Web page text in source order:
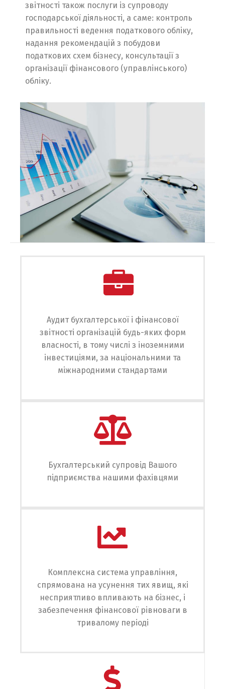
звітності також послуги із супроводу
господарської діяльності, а саме: контроль
правильності ведення податкового обліку,
надання рекомендацій з побудови
податкових схем бізнесу, консультації з
організації фінансового (управлінського)
обліку.
Аудит бухгалтерської і фінансової
звітності організацій будь-яких форм
власності, в тому числі з іноземними
інвестиціями, за національними та
міжнародними стандартами
Бухгалтерський супровід Вашого
підприємства нашими фахівцями
Комплексна система управління,
спрямована на усунення тих явищ, які
несприятливо впливають на бізнес, і
забезпечення фінансової рівноваги в
тривалому періоді
Switch The Language